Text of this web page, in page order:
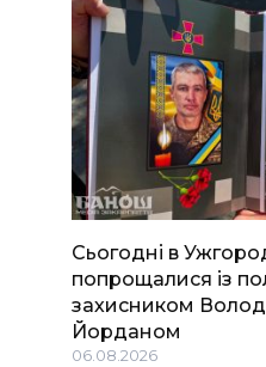
Сьогодні в
попрощалися із
захисником
Йорданом
06.08.2026